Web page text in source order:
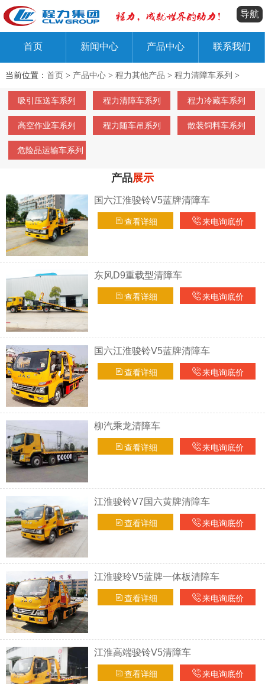
导航
首页 新闻中心 产品中心 联系我们
当前位置： 首页> 产品中心> 程力其他产品 > 程力清障车系列 >
吸引压送车系列 程力清障车系列 程力冷藏车系列
高空作业车系列 程力随车吊系列 散装饲料车系列
危险品运输车系列
产品展示
国六江淮骏铃V5蓝牌清障车
查看详细 来电询底价
东风D9重载型清障车
查看详细 来电询底价
国六江淮骏铃V5蓝牌清障车
查看详细 来电询底价
柳汽乘龙清障车
查看详细 来电询底价
江淮骏铃V7国六黄牌清障车
查看详细 来电询底价
江淮骏玲V5蓝牌一体板清障车
查看详细 来电询底价
江淮高端骏铃V5清障车
查看详细 来电询底价